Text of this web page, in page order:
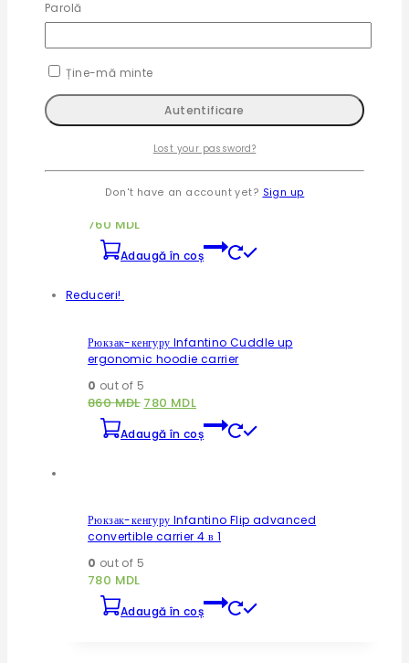
760MDL
Adaugă în coș
760 MDL
Adaugă în coș
Reduceri!
Рюкзак-кенгуру Infantino Cuddle up
ergonomic hoodie carrier
0 out of 5
860MDL Prețul
a
780 MDL
curent
este:
Adaugă în coș
Рюкзак-кенгуру Infantino Flip advanced
convertible carrier 4 в 1
0 out of 5
780 MDL
Adaugă în coș
Parolă
Ține-mă minte
Lost your password?
Don't have an account yet? Sign up